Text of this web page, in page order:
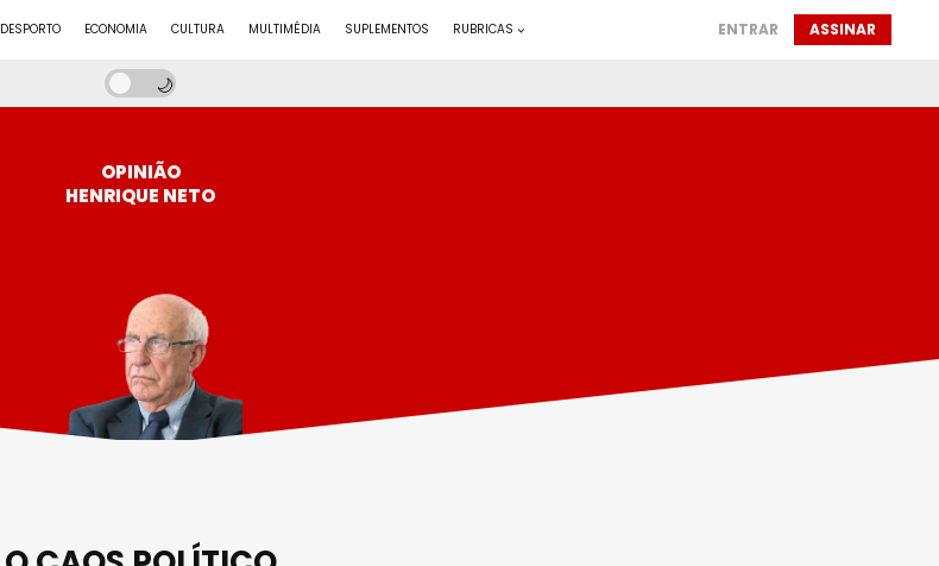
DESPORTO ECONOMIA CULTURA MULTIMÉDIA SUPLEMENTOS RUBRICAS ENTRAR ASSINAR
OPINIÃO
HENRIQUE NETO